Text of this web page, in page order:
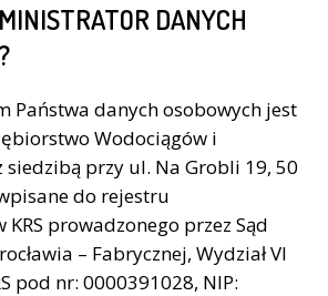
DANYCH
Państwa danych osobowych jest
Wodociągów i
siedzibą przy ul. Na Grobli 19, 50
do rejestru
prowadzonego przez Sąd
– Fabrycznej, Wydział VI
pod nr: 0000391028, NIP: